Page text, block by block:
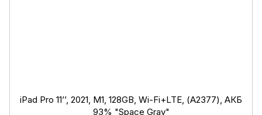
iPad Pro 11’’, 2021, М1, 128GB, Wi-Fi+LTE, (А2377), АКБ
93% "Space Gray"